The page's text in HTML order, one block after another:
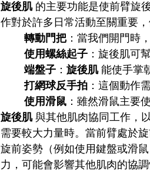
旋後肌的主要功能是使前臂旋
作對於許多日常活動至關重要，
轉動門把 ：當我們開門時，
使用螺絲起子 ：旋後肌可
端盤子 ： 旋後肌能使手掌
打網球反手拍 ：這個動作
使用滑鼠 ：雖然滑鼠主要
旋後肌與其他肌肉協同工作，
需要較大力量時。當前臂處於旋
旋前姿勢（例如使用鍵盤或滑
力，可能會影響其他肌肉的協